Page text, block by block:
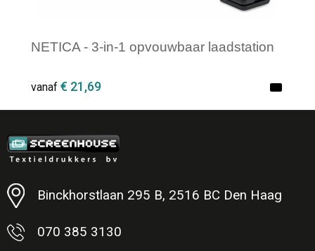
NETICA - 3-in-1 opvouwbaar laadstation
vanaf € 21,69
Minimale afname: 1
Binckhorstlaan 295 B, 2516 BC Den Haag
070 385 3130